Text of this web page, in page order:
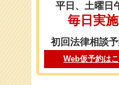
平日、土曜日
毎日実
初回法律相談
Web仮予約は